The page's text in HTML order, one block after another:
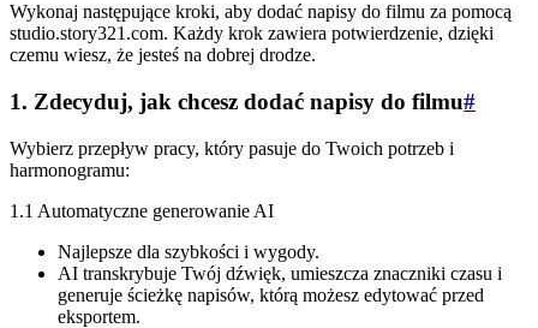
Wykonaj następujące kroki, aby dodać napisy do filmu za pomocą
studio.story321.com. Każdy krok zawiera potwierdzenie, dzięki
czemu wiesz, że jesteś na dobrej drodze.
1. Zdecyduj, jak chcesz dodać napisy do filmu#
Wybierz przepływ pracy, który pasuje do Twoich potrzeb i
harmonogramu:
1.1 Automatyczne generowanie AI
Najlepsze dla szybkości i wygody.
AI transkrybuje Twój dźwięk, umieszcza znaczniki czasu i
generuje ścieżkę napisów, którą możesz edytować przed
eksportem.